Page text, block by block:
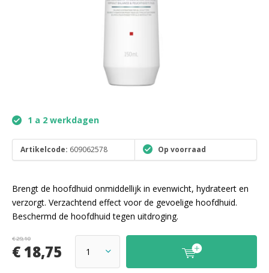
1 a 2 werkdagen
Artikelcode: 609062578 Op voorraad
Brengt de hoofdhuid onmiddellijk in evenwicht, hydrateert en
verzorgt. Verzachtend effect voor de gevoelige hoofdhuid.
Beschermd de hoofdhuid tegen uitdroging.
€ 29,10
€ 18,75